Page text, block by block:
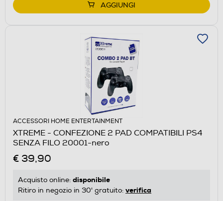
AGGIUNGI
ACCESSORI HOME ENTERTAINMENT
XTREME - CONFEZIONE 2 PAD COMPATIBILI PS4
SENZA FILO 20001-nero
€ 39,90
Acquisto online: disponibile
Ritiro in negozio in 30' gratuito: verifica